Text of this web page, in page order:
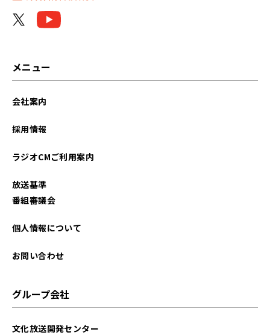
メニュー
会社案内
採用情報
ラジオCMご利用案内
放送基準
番組審議会
個人情報について
お問い合わせ
グループ会社
文化放送開発センター